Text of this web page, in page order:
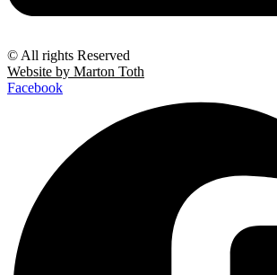
© All rights Reserved
Website by Marton Toth
Facebook